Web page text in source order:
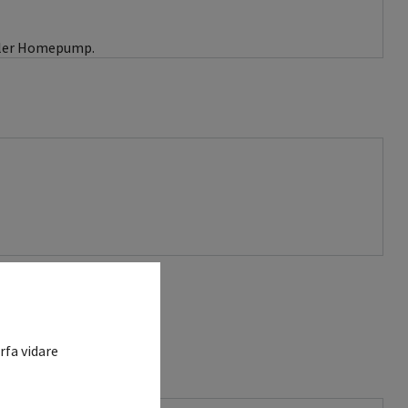
Homepump.
vidare